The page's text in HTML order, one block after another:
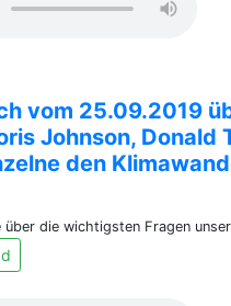
vom 25.09.2019
Johnson, Donald
den
die wichtigsten Fragen